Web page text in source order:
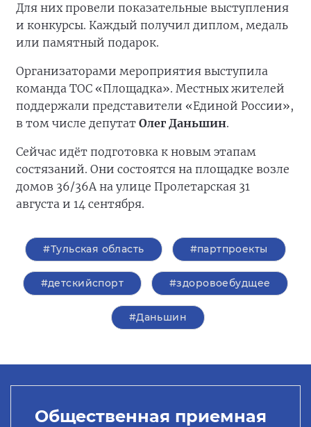
Для них провели показательные выступления
и конкурсы. Каждый получил диплом, медаль
или памятный подарок.
Организаторами мероприятия выступила
команда ТОС «Площадка». Местных жителей
поддержали представители «Единой России»,
в том числе депутат Олег Даньшин.
Сейчас идёт подготовка к новым этапам
состязаний. Они состоятся на площадке возле
домов 36/36А на улице Пролетарская 31
августа и 14 сентября.
#Тульская область #партпроекты
#детскийспорт #здоровоебудщее
#Даньшин
Общественная приемная